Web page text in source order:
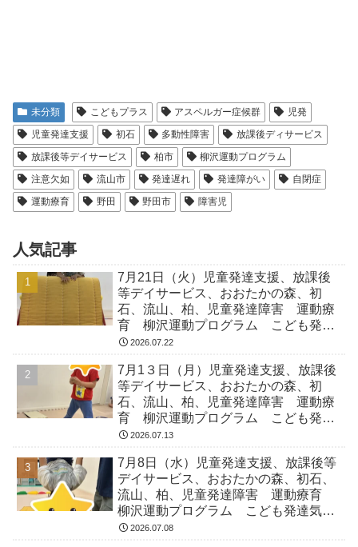
未分類 こどもプラス アスペルガー症候群
児発
児童発達支援
初石 多動性障害
放課後ディサービス
放課後等デイサービス
柏市
柳沢運動プログラム
注意欠如
流山市 発達遅れ 発達障がい
自閉症
運動療育
野田 野田市 障害児
人気記事
7月21日（火）児童発達支援、放課後
等デイサービス、おおたかの森、初
石、流山、柏、児童発達障害 運動療
育 柳沢運動プログラム こども発達
気になる 発達障害 放デイ 自閉
2026.07.22
7月1３日（月）児童発達支援、放課後
等デイサービス、おおたかの森、初
石、流山、柏、児童発達障害 運動療
育 柳沢運動プログラム こども発達
気になる 発達障害 放デイ 自閉
2026.07.13
7月8日（水）児童発達支援、放課後等
デイサービス、おおたかの森、初石、
流山、柏、児童発達障害 運動療育
柳沢運動プログラム こども発達気に
なる 発達障害 放デイ 自閉症
2026.07.08